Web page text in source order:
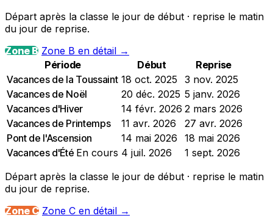
Départ après la classe le jour de début · reprise le matin
du jour de reprise.
Zone B Zone B en détail →
Période
Début
Reprise
Vacances de la Toussaint 18 oct. 2025
3 nov. 2025
Vacances de Noël
20 déc. 2025 5 janv. 2026
Vacances d'Hiver
14 févr. 2026 2 mars 2026
Vacances de Printemps
11 avr. 2026
27 avr. 2026
Pont de l'Ascension
14 mai 2026
18 mai 2026
Vacances d'Été En cours 4 juil. 2026
1 sept. 2026
Départ après la classe le jour de début · reprise le matin
du jour de reprise.
Zone C Zone C en détail →